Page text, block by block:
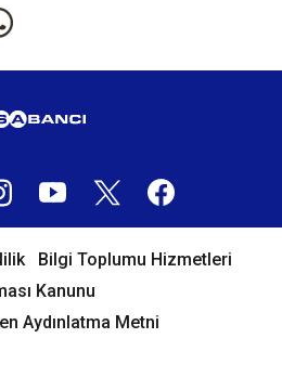
Bilgi Toplumu Hizmetleri
Kanunu
Aydınlatma Metni